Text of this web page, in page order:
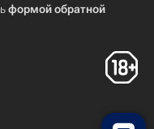
формой обратной